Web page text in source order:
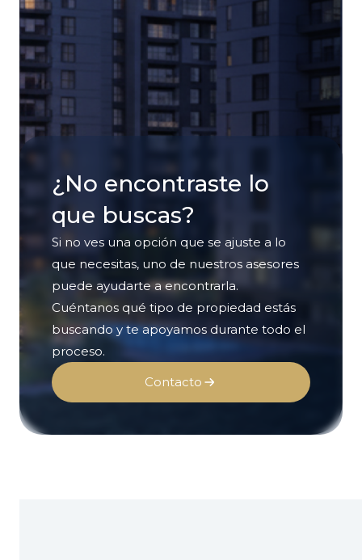
¿No encontraste lo
que buscas?
Si no ves una opción que se ajuste a lo
que necesitas, uno de nuestros asesores
puede ayudarte a encontrarla.
Cuéntanos qué tipo de propiedad estás
buscando y te apoyamos durante todo el
proceso.
Contacto